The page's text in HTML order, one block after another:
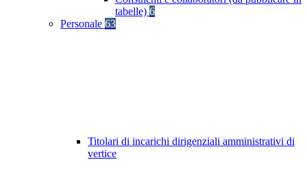
tabelle) 6
Personale 63
Titolari di incarichi dirigenziali amministrativi di
vertice